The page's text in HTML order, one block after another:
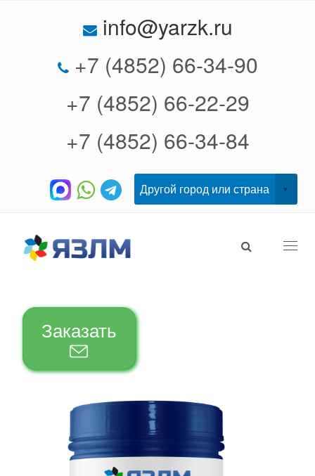
info@yarzk.ru
+7 (4852) 66-34-90
+7 (4852) 66-22-29
+7 (4852) 66-34-84
Заказать